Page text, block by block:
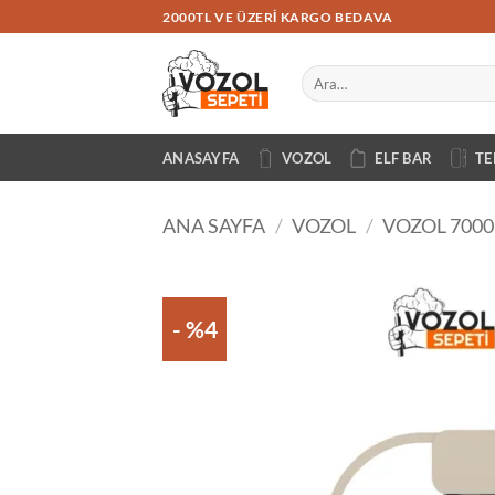
atla
2000TL VE ÜZERI KARGO BEDAVA
Ara:
ANASAYFA VOZOL ELF BAR
ANA SAYFA / VOZOL / VOZOL 7000
- %4